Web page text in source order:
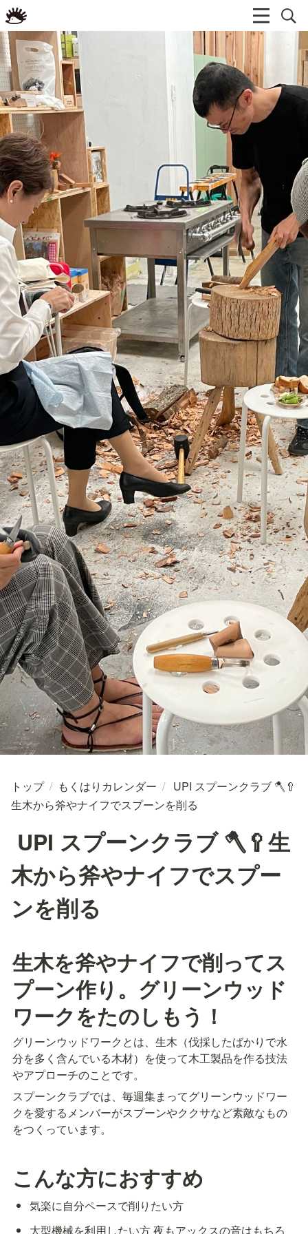
トップ / もくはりカレンダー / UPI スプーンクラブ 🪓🥄
生木から斧やナイフでスプーンを削る
UPI スプーンクラブ 🪓🥄生
木から斧やナイフでスプー
ンを削る
生木を斧やナイフで削ってス
プーン作り。グリーンウッド
ワークをたのしもう！
グリーンウッドワークとは、生木（伐採したばかりで水
分を多く含んでいる木材）を使って木工製品を作る技法
やアプローチのことです。
スプーンクラブでは、毎週集まってグリーンウッドワー
クを愛するメンバーがスプーンやククサなど素敵なもの
をつくっています。
こんな方におすすめ
気楽に自分ペースで削りたい方
大型機械を利用したい方 夜もアックスの音はもちろ